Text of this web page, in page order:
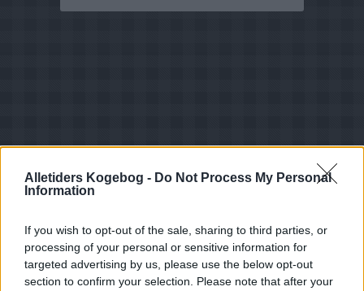
Alletiders Kogebog - Do Not Process My Personal
Information
If you wish to opt-out of the sale, sharing to third parties, or
processing of your personal or sensitive information for
targeted advertising by us, please use the below opt-out
section to confirm your selection. Please note that after your